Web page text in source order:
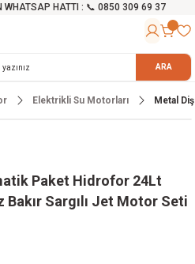
WHATSAP HATTI : 📞 0850 309 69 37
ARA
Elektrikli Su Motorları Metal
Paket Hidrofor 24Lt
Bakır Sargılı Jet Motor Seti